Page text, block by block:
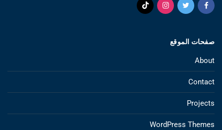
صفحات الموقع
About
Contact
Projects
WordPress Themes